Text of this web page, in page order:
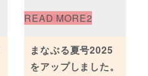
まなぶる夏号2025
をアップしました。